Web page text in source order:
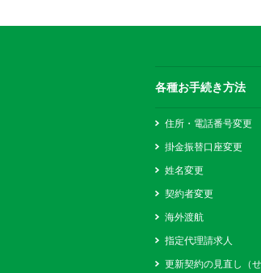
各種お手続き方法
住所・電話番号変更
掛金振替口座変更
姓名変更
契約者変更
海外渡航
指定代理請求人
更新契約の見直し（